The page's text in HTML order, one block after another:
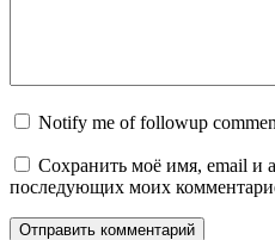
Notify me of followup
Сохранить моё имя, email и
последующих моих